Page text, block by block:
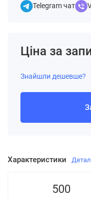
Telegram чат
Характеристики
500
Ціна за
Знайшли дешевше?